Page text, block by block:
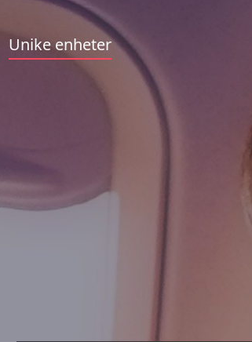
Unike enheter